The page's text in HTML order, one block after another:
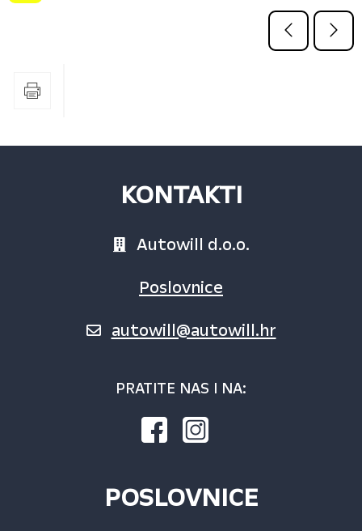
KONTAKTI
Autowill d.o.o.
Poslovnice
autowill@autowill.hr
PRATITE NAS I NA:
POSLOVNICE